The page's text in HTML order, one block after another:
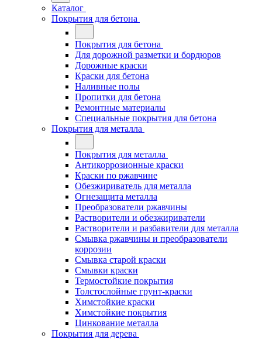
Каталог
Покрытия для бетона
Покрытия для бетона
Для дорожной разметки и бордюров
Дорожные краски
Краски для бетона
Наливные полы
Пропитки для бетона
Ремонтные материалы
Специальные покрытия для бетона
Покрытия для металла
Покрытия для металла
Антикоррозионные краски
Краски по ржавчине
Обезжириватель для металла
Огнезащита металла
Преобразователи ржавчины
Растворители и обезжириватели
Растворители и разбавители для металла
Смывка ржавчины и преобразователи
коррозии
Смывка старой краски
Смывки краски
Термостойкие покрытия
Толстослойные грунт-краски
Химстойкие краски
Химстойкие покрытия
Цинкование металла
Покрытия для дерева